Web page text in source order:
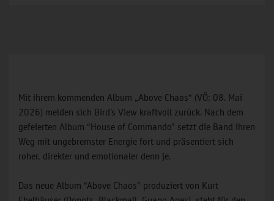
Mit ihrem kommenden Album „Above Chaos“ (VÖ: 08. Mai
2026) melden sich Bird’s View kraftvoll zurück. Nach dem
gefeierten Album “House of Commando” setzt die Band ihren
Weg mit ungebremster Energie fort und präsentiert sich
roher, direkter und emotionaler denn je.
Das neue Album “Above Chaos” produziert von Kurt